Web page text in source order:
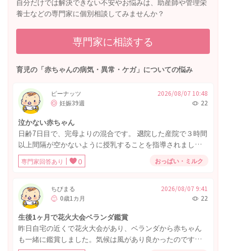
自分だけでは解決できない不安やお悩みは、助産師や管理栄
養士などの専門家に個別相談してみませんか？
専門家に相談する
育児の「赤ちゃんの病気・異常・ケガ」についての悩み
ピーナッツ
妊娠39週
2026/08/07 10:48
22
泣かない赤ちゃん
日齢7日目で、完母よりの混合です。 退院した産院で３時間
以上間隔が空かないように授乳することを指導されまし
た。赤ちゃんは、オムツが濡れても泣かないくらい寝てま
す。３時間毎にアラームをセットして授乳してますが、起
起こしてます。産院では泣かないため活気がないからミル
クを40ml足してくださいと言われて退院した初日は足して
ましたが、乳頭混乱？？ぽくなり、直母が難しくなってき
たので、母乳のみに戻しました。でも今日は黄疸が強くミ
ルクを与えたら起きなくなりました。毎回起こすのがスト
レスなのですが、３時間以上空けてはいけない理由はなん
専門家回答あり 0 おっぱい・ミルク
ちびまる
0歳1カ月
2026/08/07 9:41
22
生後1ヶ月で花火大会ベランダ鑑賞
昨日自宅の近くで花火大会があり、ベランダから赤ちゃん
も一緒に鑑賞しました。気候は風があり良かったのです